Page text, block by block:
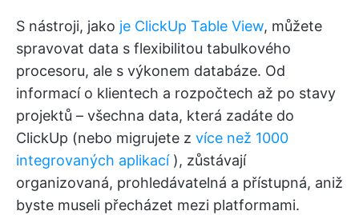
S nástroji, jako je ClickUp Table View, můžete
spravovat data s flexibilitou tabulkového
procesoru, ale s výkonem databáze. Od
informací o klientech a rozpočtech až po stavy
projektů – všechna data, která zadáte do
ClickUp (nebo migrujete z více než 1000
integrovaných aplikací), zůstávají
organizovaná, prohledávatelná a přístupná, aniž
byste museli přecházet mezi platformami.